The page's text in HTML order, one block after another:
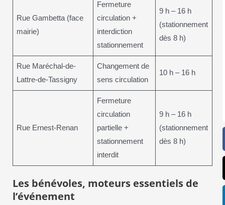
Rue Gambetta (face
mairie)
Fermeture
circulation +
interdiction
stationnement
9 h – 16 h
(stationnement
dès 8 h)
Rue Maréchal-de-
Lattre-de-Tassigny
Changement de
sens circulation
10 h – 16 h
Rue Ernest-Renan
Fermeture
circulation
partielle +
stationnement
interdit
9 h – 16 h
(stationnement
dès 8 h)
Les bénévoles, moteurs essentiels de
l’événement